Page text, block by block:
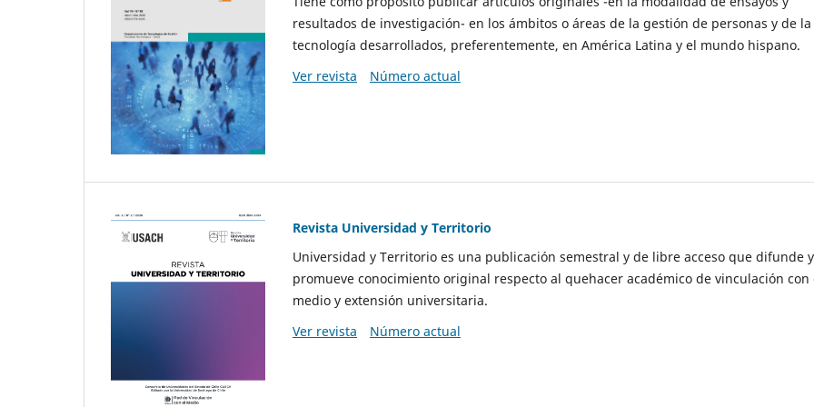
resultados de investigación- en los ámbitos o áreas de la gestión de personas y de la
tecnología desarrollados, preferentemente, en América Latina y el mundo hispano.
Ver revista
Número actual
Revista Universidad y Territorio
Universidad y Territorio es una publicación semestral y de libre acceso que difunde y
promueve conocimiento original respecto al quehacer académico de vinculación con
medio y extensión universitaria.
Ver revista
Número actual